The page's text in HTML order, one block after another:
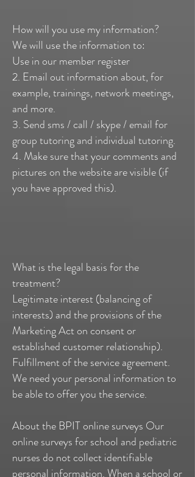
How will you use my information?
We will use the information to:
Use in our member register
2. Email out information about, for
example, trainings, network meetings,
and more.
3. Send sms / call / skype / email for
group tutoring and individual tutoring.
4. Make sure that your comments and
pictures on the website are visible (if
you have approved this).
What is the legal basis for the
treatment?
Legitimate interest (balancing of
interests) and the provisions of the
Marketing Act on consent or
established customer relationship).
Fulfillment of the service agreement.
We need your personal information to
be able to offer you the service.
About the BPIT online surveys Our
online surveys for school and pediatric
nurses do not collect identifiable
personal information. When a school or